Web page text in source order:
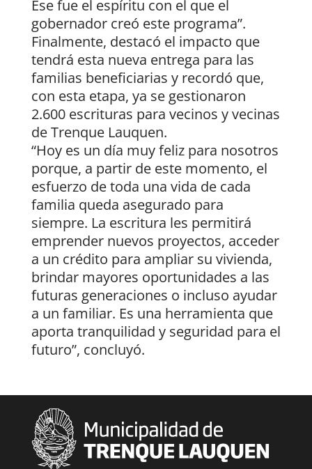
Ese fue el espíritu con el que el
gobernador creó este programa”.
Finalmente, destacó el impacto que
tendrá esta nueva entrega para las
familias beneficiarias y recordó que,
con esta etapa, ya se gestionaron
2.600 escrituras para vecinos y vecinas
de Trenque Lauquen.
“Hoy es un día muy feliz para nosotros
porque, a partir de este momento, el
esfuerzo de toda una vida de cada
familia queda asegurado para
siempre. La escritura les permitirá
emprender nuevos proyectos, acceder
a un crédito para ampliar su vivienda,
brindar mayores oportunidades a las
futuras generaciones o incluso ayudar
a un familiar. Es una herramienta que
aporta tranquilidad y seguridad para el
futuro”, concluyó.